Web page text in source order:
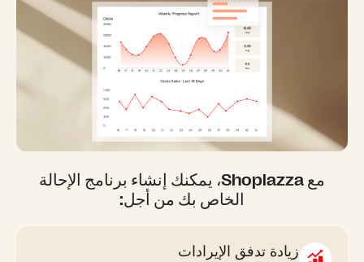
مع Shoplazza، يمكنك إنشاء برنامج الإحالة
الخاص بك من أجل:
زيادة تدفق الإيرادات